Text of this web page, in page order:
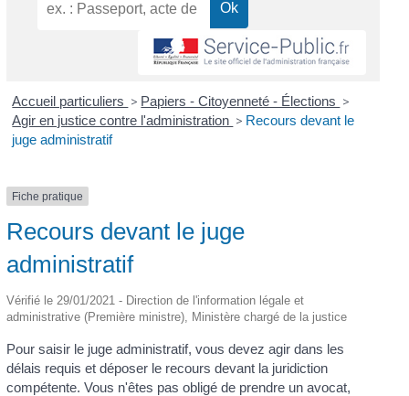
Accueil particuliers > Papiers - Citoyenneté - Élections >
Agir en justice contre l'administration > Recours devant le
juge administratif
Fiche pratique
Recours devant le juge
administratif
Vérifié le 29/01/2021 - Direction de l'information légale et
administrative (Première ministre), Ministère chargé de la justice
Pour saisir le juge administratif, vous devez agir dans les
délais requis et déposer le recours devant la juridiction
compétente. Vous n'êtes pas obligé de prendre un avocat,